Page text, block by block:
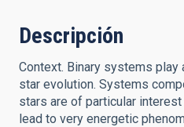
Descripción
Context. Binary systems play
star evolution. Systems
stars are of particular
lead to very energetic